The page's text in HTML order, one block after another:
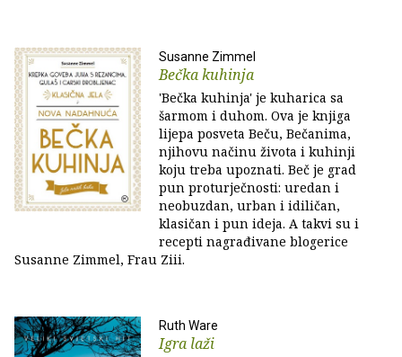
Susanne Zimmel
Bečka kuhinja
'Bečka kuhinja' je kuharica sa
šarmom i duhom. Ova je knjiga
lijepa posveta Beču, Bečanima,
njihovu načinu života i kuhinji
koju treba upoznati. Beč je grad
pun proturječnosti: uredan i
neobuzdan, urban i idiličan,
klasičan i pun ideja. A takvi su i
recepti nagrađivane blogerice
Susanne Zimmel, Frau Ziii.
Ruth Ware
Igra laži